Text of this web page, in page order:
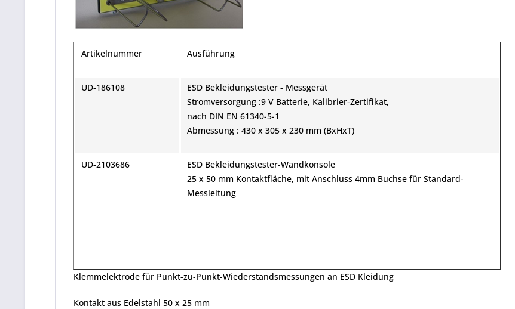
Artikelnummer Ausführung
UD-186108
ESD Bekleidungstester - Messgerät
Stromversorgung :9 V Batterie, Kalibrier-Zertifikat,
nach DIN EN 61340-5-1
Abmessung : 430 x 305 x 230 mm (BxHxT)
UD-2103686
ESD Bekleidungstester-Wandkonsole
25 x 50 mm Kontaktfläche, mit Anschluss 4mm Buchse für Standard-
Messleitung
Klemmelektrode für Punkt-zu-Punkt-Wiederstandsmessungen an ESD Kleidung
Kontakt aus Edelstahl 50 x 25 mm